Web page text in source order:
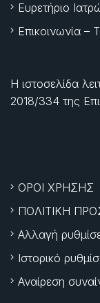
Ευρετήριο
Επικοινωνία –
Η ιστοσελίδα
2018/334 της
ΟΡΟΙ ΧΡΗΣΗΣ
ΠΟΛΙΤΙΚΗ
Αλλαγή
Ιστορικό
Αναίρεση